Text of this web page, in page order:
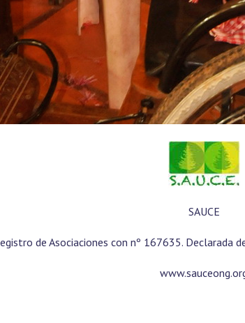
SAUCE
de Asociaciones con nº 167635. Declarada